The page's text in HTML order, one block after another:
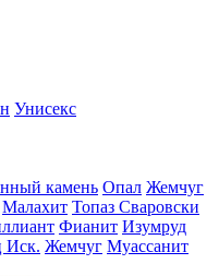
Унисекс
камень Опал Жемчуг
Малахит Топаз Сваровски
Фианит Изумруд
Иск. Жемчуг Муассанит